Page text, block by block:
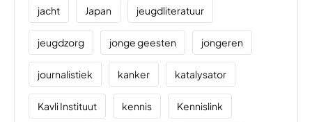
jacht Japan jeugdliteratuur
jeugdzorg jonge geesten jongeren
journalistiek kanker katalysator
Kavli Instituut kennis Kennislink